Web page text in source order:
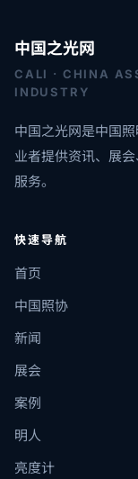
中国之光网
CALI · CHINA
INDUSTRY
中国之光网是中国
业者提供资讯、展
服务。
快速导航
首页
中国照协
新闻
展会
案例
明人
亮度计